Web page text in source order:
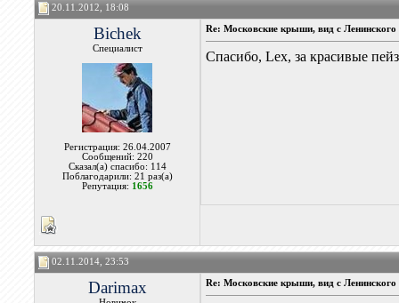
20.11.2012, 18:08
Bichek
Специалист
Регистрация: 26.04.2007
Сообщений: 220
Сказал(а) спасибо: 114
Поблагодарили: 21 раз(а)
Репутация: 1656
Re: Московские крыши, вид с Ленинского
Спасибо, Lex, за красивые
02.11.2014, 23:53
Darimax Re: Московские крыши, вид с Ленинского